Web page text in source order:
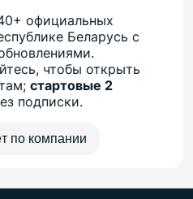
официальных
Беларусь с
чтобы открыть
стартовые 2
подписки.
по компании